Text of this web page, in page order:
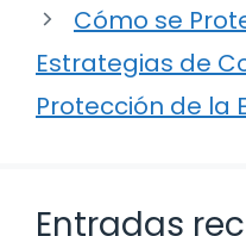
Cómo se
Estrategias de
Protección de la
Entradas